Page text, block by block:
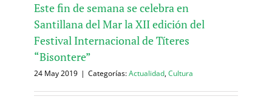
Este fin de semana se celebra en
Santillana del Mar la XII edición del
Festival Internacional de Títeres
“Bisontere”
24 May 2019 | Categorías:Actualidad,Cultura